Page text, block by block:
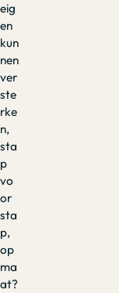
eig
en
kun
nen
ver
ste
rke
n,
sta
p
vo
or
sta
p,
op
ma
at?